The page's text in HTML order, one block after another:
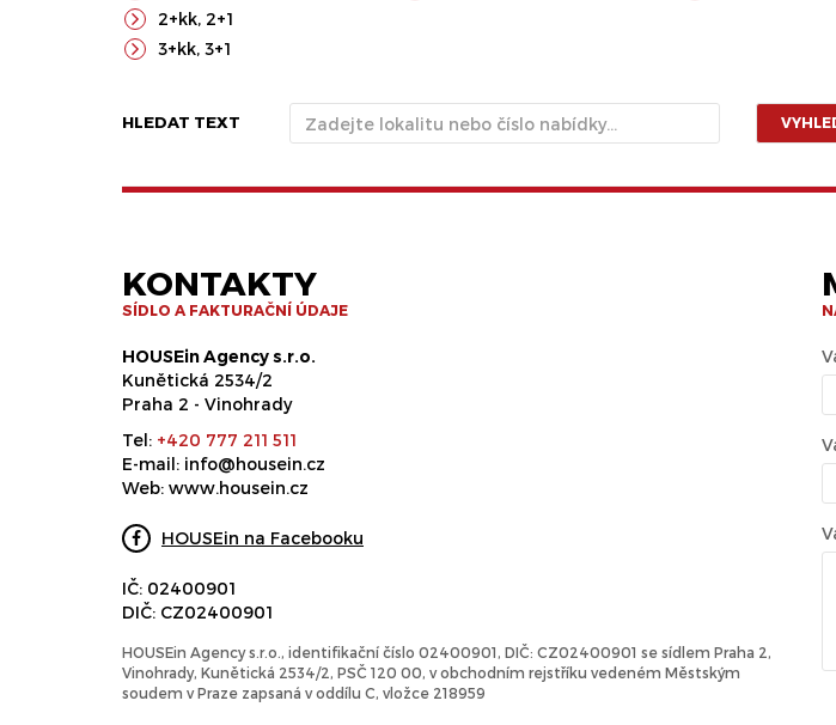
2+kk, 2+1
3+kk, 3+1
HLEDAT TEXT
KONTAKTY
SÍDLO A FAKTURAČNÍ ÚDAJE
HOUSEin Agency s.r.o.
Kunětická 2534/2
Praha 2 - Vinohrady
Tel: +420 777 211 511
E-mail: info@housein.cz
Web: www.housein.cz
HOUSEin na Facebooku
IČ: 02400901
DIČ: CZ02400901
HOUSEin Agency s.r.o., identifikační číslo 02400901, DIČ: CZ02400901 se sídlem Praha 2,
Vinohrady, Kunětická 2534/2, PSČ 120 00, v obchodním rejstříku vedeném Městským
soudem v Praze zapsaná v oddílu C, vložce 218959